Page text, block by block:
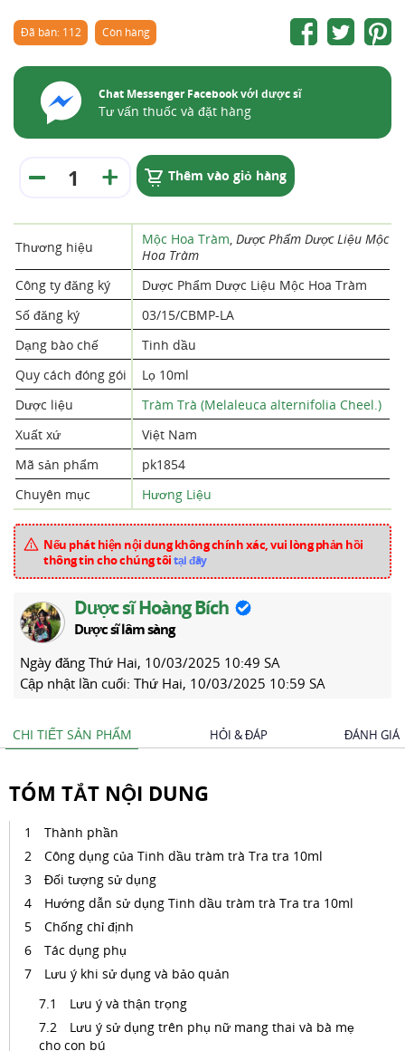
Đã bán: 112 Còn hàng
Chat Messenger Facebook với dược sĩ
Tư vấn thuốc và đặt hàng
Thêm vào giỏ hàng
Thương hiệu Mộc Hoa Tràm, Dược Phẩm Dược Liệu Mộc
Hoa Tràm
Công ty đăng ký
Dược Phẩm Dược Liệu Mộc Hoa Tràm
Số đăng ký
03/15/CBMP-LA
Dạng bào chế
Tinh dầu
Quy cách đóng gói
Lọ 10ml
Dược liệu
Tràm Trà (Melaleuca alternifolia Cheel.)
Xuất xứ
Việt Nam
Mã sản phẩm
pk1854
Chuyên mục
Hương Liệu
Nếu phát hiện nội dung không chính xác, vui lòng phản hồi
thông tin cho chúng tôitại đây
Dược sĩ Hoàng Bích
Dược sĩ lâm sàng
Ngày đăng Thứ Hai, 10/03/2025 10:49 SA
Cập nhật lần cuối: Thứ Hai, 10/03/2025 10:59 SA
CHI TIẾT SẢN PHẨM HỎI & ĐÁP ĐÁNH GIÁ
TÓM TẮT NỘI DUNG
Thành phần
Công dụng của Tinh dầu tràm trà Tra tra 10ml
Đối tượng sử dụng
Hướng dẫn sử dụng Tinh dầu tràm trà Tra tra 10ml
Chống chỉ định
Tác dụng phụ
Lưu ý khi sử dụng và bảo quản
Lưu ý và thận trọng
Lưu ý sử dụng trên phụ nữ mang thai và bà mẹ
cho con bú